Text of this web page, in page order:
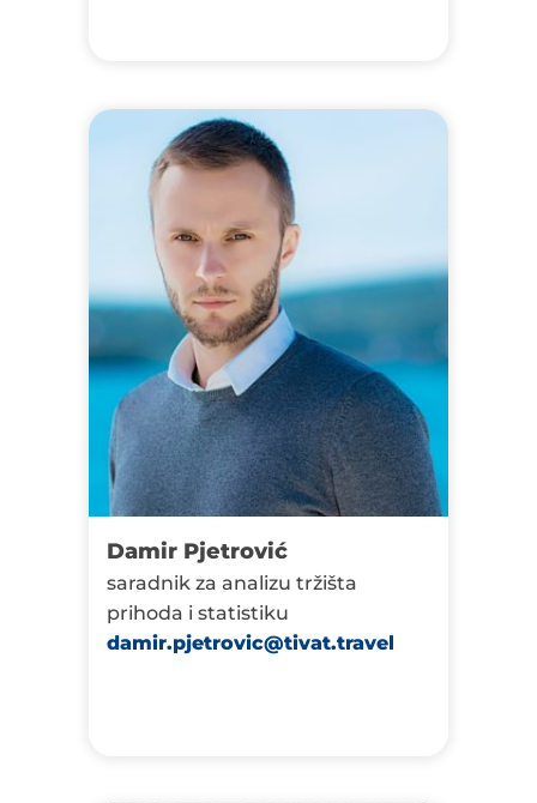
Damir Pjetrović
saradnik za analizu tržišta
prihoda i statistiku
damir.pjetrovic@tivat.travel